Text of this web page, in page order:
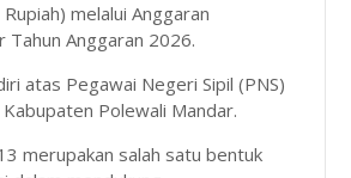
melalui Anggaran
Tahun Anggaran 2026.
atas Pegawai Negeri Sipil (PNS)
Polewali Mandar.
merupakan salah satu bentuk